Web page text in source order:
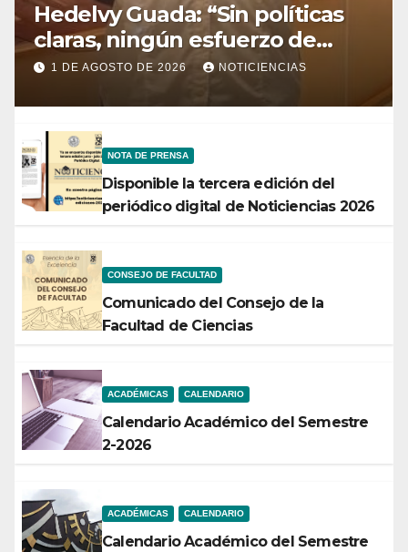
Hedelvy Guada: “Sin políticas
claras, ningún esfuerzo de
conservación rendirá frutos”
1 DE AGOSTO DE 2026 NOTICIENCIAS
NOTA DE PRENSA
Disponible la tercera edición del
periódico digital de Noticiencias 2026
CONSEJO DE FACULTAD
Comunicado del Consejo de la
Facultad de Ciencias
ACADÉMICAS CALENDARIO
Calendario Académico del Semestre
2-2026
ACADÉMICAS CALENDARIO
Calendario Académico del Semestre